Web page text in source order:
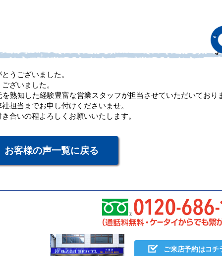
うございました。
ざいました。
熟知した経験豊富な営業スタッフが担当させていただいており
担当までお申し付けくださいませ。
合いの程よろしくお願いいたします。
お客様の声一覧に戻る
ご来店予約はコチ